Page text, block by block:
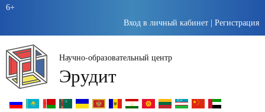
6+
Вход в личный кабинет
Регистрация
Научно-образовательный центр
Эрудит